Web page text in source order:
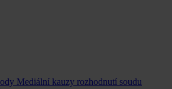
Mediální kauzy rozhodnutí soudu